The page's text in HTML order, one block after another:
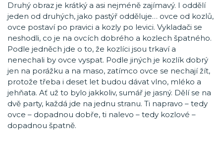
Druhý obraz je krátký a asi nejméně zajímavý. I oddělí
jeden od druhých, jako pastýř odděluje… ovce od kozlů,
ovce postaví po pravici a kozly po levici. Vykladači se
neshodli, co je na ovcích dobrého a kozlech špatného.
Podle jedněch jde o to, že kozlíci jsou trkaví a
nenechali by ovce vyspat. Podle jiných je kozlík dobrý
jen na porážku a na maso, zatímco ovce se nechají žít,
protože třeba i deset let budou dávat vlno, mléko a
jehňata. Ať už to bylo jakkoliv, sumář je jasný. Dělí se na
dvě party, každá jde na jednu stranu. Ti napravo – tedy
ovce – dopadnou dobře, ti nalevo – tedy kozlové –
dopadnou špatně.